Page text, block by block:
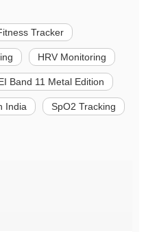
Tracker
HRV Monitoring
Band 11 Metal Edition
India SpO2 Tracking